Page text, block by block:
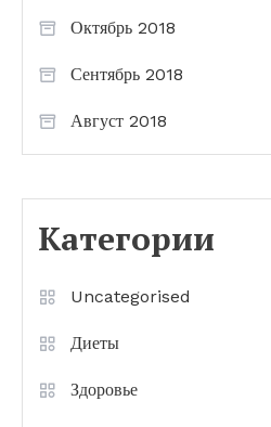
Октябрь 2018
Сентябрь 2018
Август 2018
Категории
Uncategorised
Диеты
Здоровье